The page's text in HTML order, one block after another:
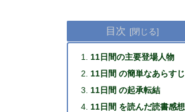
目次
11日間の主要登場人物
11日間 の簡単なあらすじ
11日間 の起承転結
11日間 を読んだ読書感想